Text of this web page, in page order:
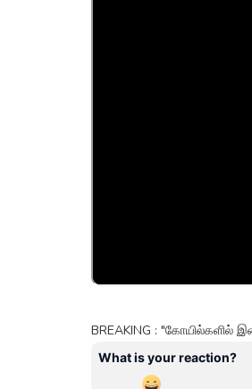
BREAKING : "கோயில்களில்